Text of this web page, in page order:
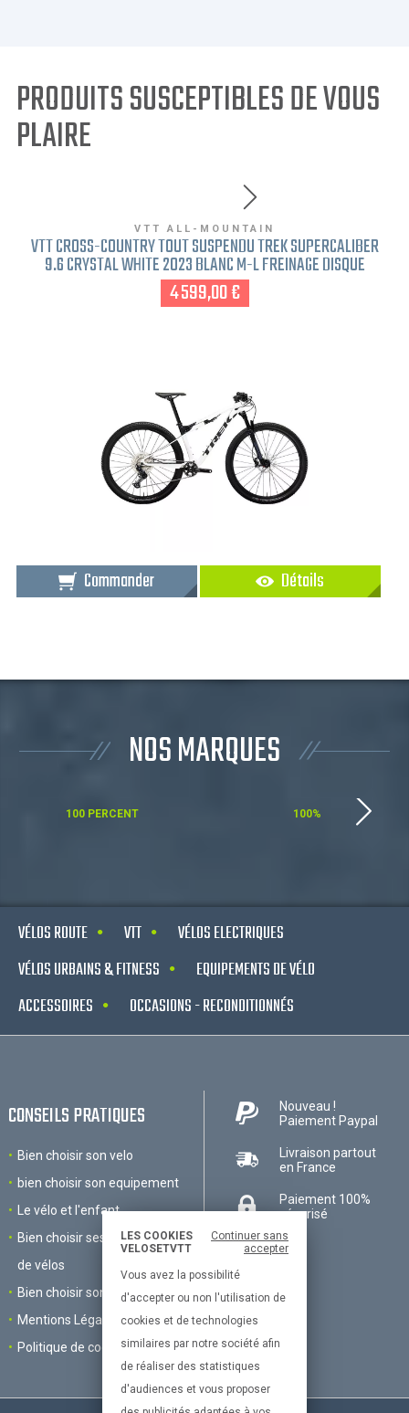
LES COOKIES
VELOSETVTT
Continuer sans
accepter
Vous avez la possibilité
d'accepter ou non l'utilisation de
cookies et de technologies
similaires par notre société afin
de réaliser des statistiques
d'audiences et vous proposer
PRODUITS SUSCEPTIBLES DE VOUS
PLAIRE
VTT ALL-MOUNTAIN
VTT CROSS-COUNTRY TOUT SUSPENDU TREK SUPERCALIBER
9.6 CRYSTAL WHITE 2023 BLANC M-L FREINAGE DISQUE
4 599,00 €
Commander Détails
NOS MARQUES
100 PERCENT 100%
VÉLOS ROUTE VTT
VÉLOS ELECTRIQUES
VÉLOS URBAINS & FITNESS
EQUIPEMENTS DE VÉLO
ACCESSOIRES
OCCASIONS - RECONDITIONNÉS
CONSEILS PRATIQUES
Bien choisir son velo
bien choisir son equipement
Le vélo et l'enfant
Bien choisir ses accessoires
de vélos
Bien choisir son VTT
Mentions Légales
Politique de cookies
Nouveau !
Paiement Paypal
Livraison partout
en France
Paiement 100%
sécurisé